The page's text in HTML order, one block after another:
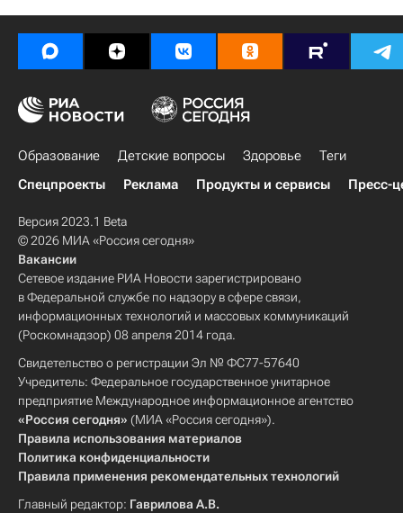
Образование Детские вопросы Здоровье
Теги
Спецпроекты
Реклама Продукты и сервисы Пресс-
Версия 2023.1 Beta
© 2026 МИА «Россия сегодня»
Вакансии
Сетевое издание РИА Новости зарегистрировано
в Федеральной службе по надзору в сфере связи,
информационных технологий и массовых коммуникаций
(Роскомнадзор) 08 апреля 2014 года.
Свидетельство о регистрации Эл № ФС77-57640
Учредитель: Федеральное государственное унитарное
предприятие Международное информационное агентство
«Россия сегодня» (МИА «Россия сегодня»).
Правила использования материалов
Политика конфиденциальности
Правила применения рекомендательных технологий
Главный редактор: Гаврилова А.В.